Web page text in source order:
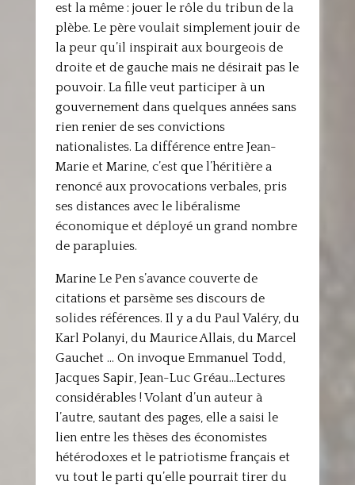
est la même : jouer le rôle du tribun de la
plèbe. Le père voulait simplement jouir de
la peur qu’il inspirait aux bourgeois de
droite et de gauche mais ne désirait pas le
pouvoir. La fille veut participer à un
gouvernement dans quelques années sans
rien renier de ses convictions
nationalistes. La différence entre Jean-
Marie et Marine, c’est que l’héritière a
renoncé aux provocations verbales, pris
ses distances avec le libéralisme
économique et déployé un grand nombre
de parapluies.
Marine Le Pen s’avance couverte de
citations et parsème ses discours de
solides références. Il y a du Paul Valéry, du
Karl Polanyi, du Maurice Allais, du Marcel
Gauchet … On invoque Emmanuel Todd,
Jacques Sapir, Jean-Luc Gréau…Lectures
considérables ! Volant d’un auteur à
l’autre, sautant des pages, elle a saisi le
lien entre les thèses des économistes
hétérodoxes et le patriotisme français et
vu tout le parti qu’elle pourrait tirer du